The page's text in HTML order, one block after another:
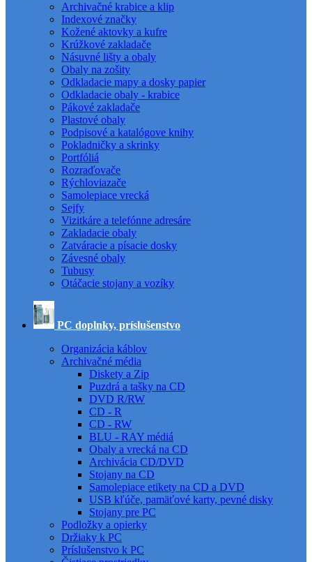
Archivačné krabice a klip
Indexové značky
Kožené aktovky a kufre
Krúžkové zakladače
Násuvné lišty a obaly
Obaly na zošity
Odkladacie mapy a dosky papier
Odkladacie obaly - krabice
Pákové zakladače
Plastové obaly
Podpisové a katalógove knihy
Pokladničky a skrinky
Portfóliá
Rozraďovače
Rýchloviazače
Samolepiace vrecká
Sejfy
Vizitkáre a telefónne adresáre
Zakladacie obaly
Zatváracie a písacie dosky
Závesné obaly
Tubusy
Otáčacie stojany a vozíky
PC doplnky, príslušenstvo
Organizácia káblov
Archivačné média
Diskety a Zip
Puzdrá a tašky na CD
DVD R/RW
CD - R
CD - RW
BLU - RAY médiá
Obaly a vrecká na CD
Archivácia CD/DVD
Stojany na CD
Samolepiace etikety na CD a DVD
USB kľúče, pamäťové karty, pevné disky
Stojany pre PC
Podložky a opierky
Držiaky k PC
Príslušenstvo k PC